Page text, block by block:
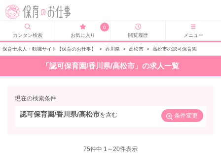
カンタン検索
0
お気に入り
閲覧履歴 メニュー
保育士求人・転職サイト【保育のお仕事】 > 香川県 > 高松市 > 高松市の認可保育園
「認可保育園/香川県/高松市」の求人一覧
現在の検索条件
認可保育園/香川県/高松市を含む 条件変更
75件中 1～20件表示